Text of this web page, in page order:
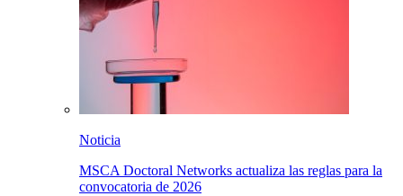
Noticia
MSCA Doctoral Networks actualiza las reglas para la
convocatoria de 2026